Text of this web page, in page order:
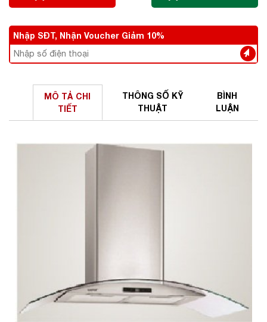
Nhập SĐT, Nhận Voucher Giảm 10%
MÔ TẢ CHI
TIẾT
THÔNG SỐ KỸ
THUẬT
BÌNH
LUẬN